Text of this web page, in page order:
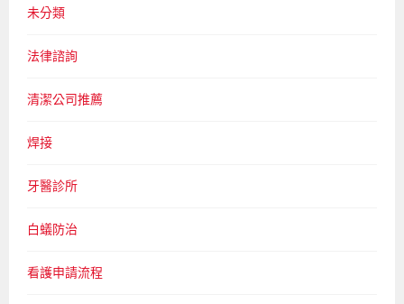
未分類
法律諮詢
清潔公司推薦
焊接
牙醫診所
白蟻防治
看護申請流程